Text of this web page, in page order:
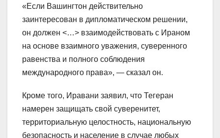
«Если Вашингтон действительно
заинтересован в дипломатическом решении,
он должен <…> взаимодействовать с Ираном
на основе взаимного уважения, суверенного
равенства и полного соблюдения
международного права», — сказал он.
Кроме того, Иравани заявил, что Тегеран
намерен защищать свой суверенитет,
территориальную целостность, национальную
безопасность и население в случае любых